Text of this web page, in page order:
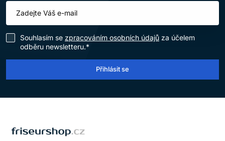
Souhlasím se zpracováním osobních údajů za účelem
odběru newsletteru.*
Přihlásit se